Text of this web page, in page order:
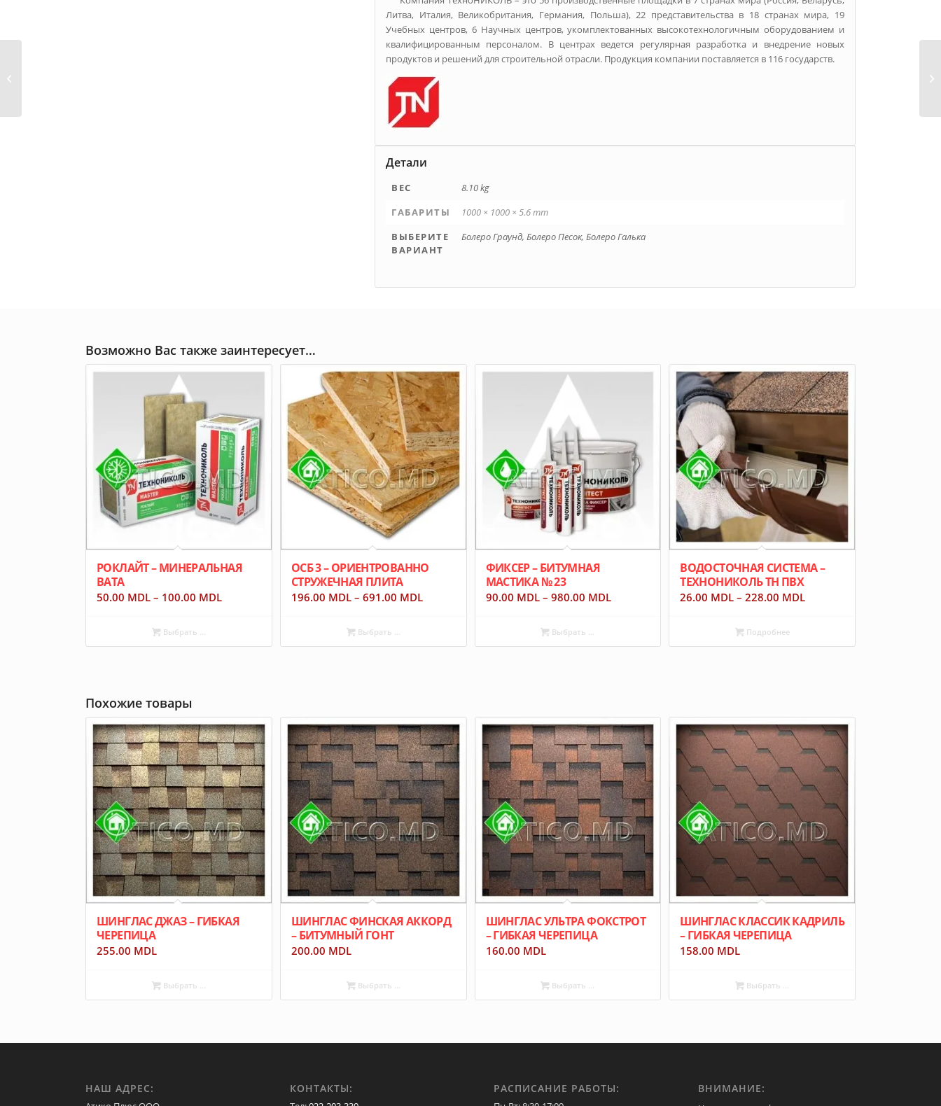
Литва, Италия, Великобритания, Германия, Польша), 22 представительства в 18 странах мира, 19
Учебных центров, 6 Научных центров, укомплектованных высокотехнологичным оборудованием и
квалифицированным персоналом. В центрах ведется регулярная разработка и внедрение новых
продуктов и решений для строительной отрасли. Продукция компании поставляется в 116 государств.
Детали
ВЕС
8.10 kg
ГАБАРИТЫ
1000 × 1000 × 5.6 mm
ВЫБЕРИТЕ
ВАРИАНТ
Болеро Граунд, Болеро Песок, Болеро Галька
Возможно Вас также заинтересует…
РОКЛАЙТ – МИНЕРАЛЬНАЯ
ВАТА
50.00 MDL – 100.00 MDL
Выбрать ...
ОСБ 3 – ОРИЕНТРОВАННО
СТРУЖЕЧНАЯ ПЛИТА
196.00 MDL– 691.00 MDL
Выбрать ...
ФИКСЕР – БИТУМНАЯ
МАСТИКА № 23
90.00 MDL– 980.00 MDL
Выбрать ...
ВОДОСТОЧНАЯ СИСТЕМА –
ТЕХНОНИКОЛЬ ТН ПВХ
26.00 MDL –228.00 MDL
Подробнее
Похожие товары
ШИНГЛАС ДЖАЗ – ГИБКАЯ
ЧЕРЕПИЦА
255.00 MDL
Выбрать ...
ШИНГЛАС ФИНСКАЯ АККОРД
– БИТУМНЫЙ ГОНТ
200.00 MDL
Выбрать ...
ШИНГЛАС УЛЬТРА ФОКСТРОТ
– ГИБКАЯ ЧЕРЕПИЦА
160.00 MDL
Выбрать ...
ШИНГЛАС КЛАССИК КАДРИЛЬ
– ГИБКАЯ ЧЕРЕПИЦА
158.00 MDL
Выбрать ...
НАШ АДРЕС: КОНТАКТЫ: РАСПИСАНИЕ РАБОТЫ: ВНИМАНИЕ: